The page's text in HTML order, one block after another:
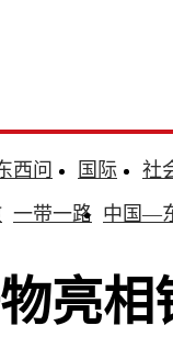
西问 国际
社
一带一路 中国—
亮